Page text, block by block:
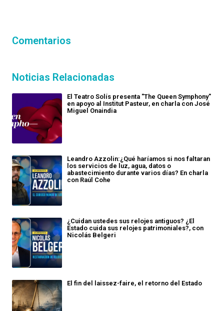
Comentarios
Noticias Relacionadas
El Teatro Solís presenta "The Queen Symphony"
en apoyo al Institut Pasteur, en charla con José
Miguel Onaindia
Leandro Azzolin:¿Qué haríamos si nos faltaran
los servicios de luz, agua, datos o
abastecimiento durante varios días? En charla
con Raúl Cohe
¿Cuidan ustedes sus relojes antiguos? ¿El
Estado cuida sus relojes patrimoniales?, con
Nicolás Belgeri
El fin del laissez-faire, el retorno del Estado